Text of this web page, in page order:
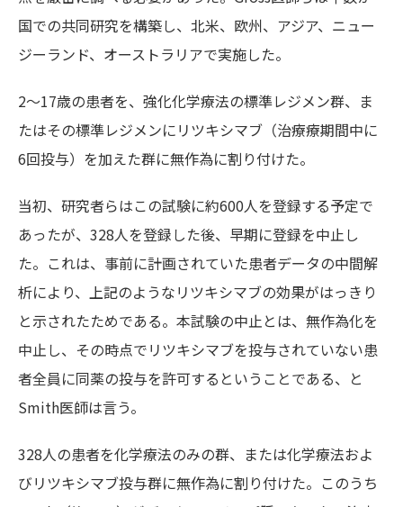
国での共同研究を構築し、北米、欧州、アジア、ニュー
ジーランド、オーストラリアで実施した。
2～17歳の患者を、強化化学療法の標準レジメン群、ま
たはその標準レジメンにリツキシマブ（治療療期間中に
6回投与）を加えた群に無作為に割り付けた。
当初、研究者らはこの試験に約600人を登録する予定で
あったが、328人を登録した後、早期に登録を中止し
た。これは、事前に計画されていた患者データの中間解
析により、上記のようなリツキシマブの効果がはっきり
と示されたためである。 本試験の中止とは、無作為化を
中止し、その時点でリツキシマブを投与されていない患
者全員に同薬の投与を許可するということである、と
Smith医師は言う。
328人の患者を化学療法のみの群、または化学療法およ
びリツキシマブ投与群に無作為に割り付けた。このうち